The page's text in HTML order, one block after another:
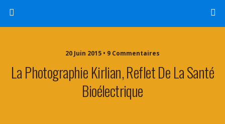
20 Juin 2015 • 9 Commentaires
La Photographie Kirlian, Reflet De La Santé
Bioélectrique